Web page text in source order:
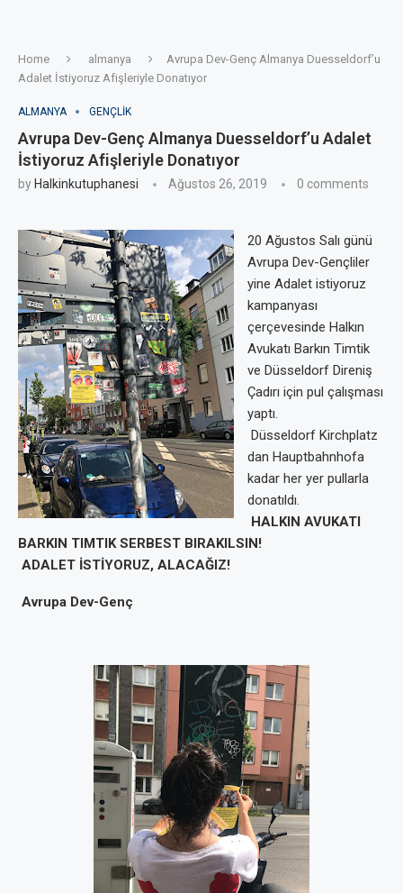
Home almanya
Avrupa Dev-Genç Almanya Duesseldorf’u
Adalet İstiyoruz Afişleriyle Donatıyor
ALMANYA GENÇLIK
Avrupa Dev-Genç Almanya Duesseldorf’u Adalet
İstiyoruz Afişleriyle Donatıyor
by Halkinkutuphanesi Ağustos 26, 2019 0 comments
20 Ağustos Salı günü
Avrupa Dev-Gençliler
yine Adalet istiyoruz
kampanyası
çerçevesinde Halkın
Avukatı Barkın Timtik
ve Düsseldorf Direniş
Çadırı için pul çalışması
yaptı.
Düsseldorf Kirchplatz
dan Hauptbahnhofa
kadar her yer pullarla
donatıldı.
HALKIN AVUKATI
BARKIN TIMTIK SERBEST BIRAKILSIN!
ADALET İSTİYORUZ, ALACAĞIZ!
Avrupa Dev-Genç